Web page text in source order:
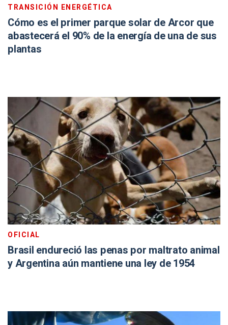
TRANSICIÓN ENERGÉTICA
Cómo es el primer parque solar de Arcor que
abastecerá el 90% de la energía de una de sus
plantas
OFICIAL
Brasil endureció las penas por maltrato animal
y Argentina aún mantiene una ley de 1954